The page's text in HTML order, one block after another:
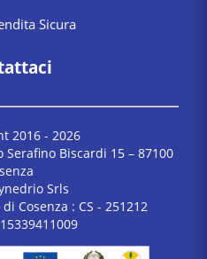
Sicura
2016 - 2026
Serafino Biscardi 15 – 87100
Srls
Cosenza : CS - 251212